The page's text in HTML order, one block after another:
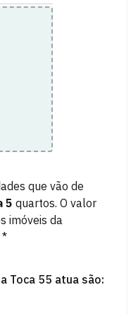
que vão de
5 quartos. O valor
imóveis da
*
Toca 55 atua são: